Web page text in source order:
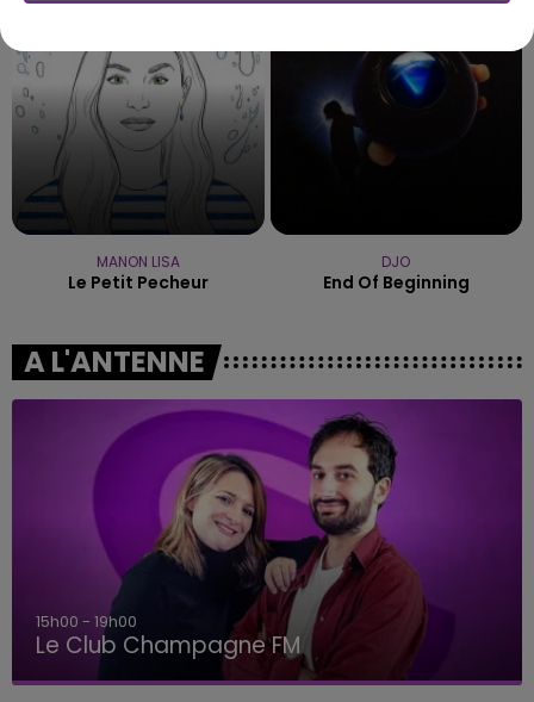
MANON LISA
Le Petit Pecheur
DJO
End Of Beginning
A L'ANTENNE
15h00 - 19h00
Le Club Champagne FM